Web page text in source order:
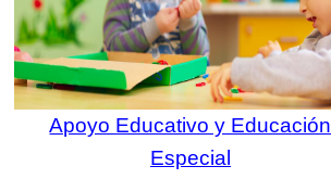
Apoyo Educativo y Educación
Especial